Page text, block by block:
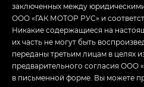
заключенных между
ООО «ГАК МОТОР РУС» и
Никакие содержащиеся на
их часть не могут быть
переданы третьим лицам в целях
предварительного согласия
в письменной форме. Вы можете